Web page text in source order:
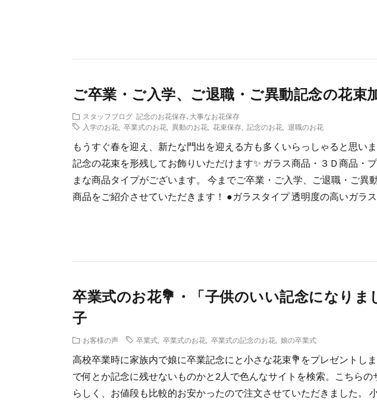
ご卒業・ご入学、ご退職・ご異動記念の花束
スタッフブログ 記念のお花保存､大事なお花保存
入学のお花
卒業式のお花 異動のお花 花束保存 記念のお花 退職のお花
もうすぐ春を迎え、新たな門出を迎える方も多くいらっしゃると思い
記念の花束を形残してお飾りいただけます✨️ ガラス商品・３Ｄ商品・
まな商品タイプがございます。 今までご卒業・ご入学、ご退職・ご異
商品をご紹介させていただきます！ ●ガラスタイプ 透明度の高いガラ
卒業式のお花💐・「子供のいい記念になり
子
お客様の声 卒業式 卒業式のお花 卒業式の記念のお花 娘の卒業式
高校卒業時に家族内で娘に卒業記念にと小さな花束💐をプレゼント
で何とか記念に残せないものかと2人で色んなサイトを検索。こちら
らしく、お値段も比較的お安かったので注文させていただきました。